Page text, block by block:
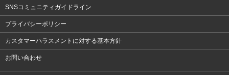
SNSコミュニティガイドライン
プライバシーポリシー
カスタマーハラスメントに対する基本方針
お問い合わせ